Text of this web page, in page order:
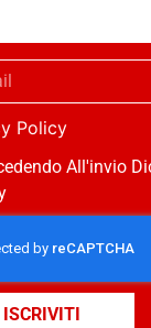
Policy
All'invio
ISCRIVITI